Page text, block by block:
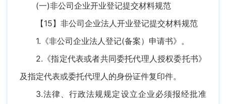
(一)非公司企业开业登记提交材料规范
【15】非公司企业法人开业登记提交材料规范
1.《非公司企业法人登记(备案）申请书》。
2.《指定代表或者共同委托代理人授权委托书》
及指定代表或委托代理人的身份证件复印件。
3.法律、行政法规规定设立企业必须报经批准